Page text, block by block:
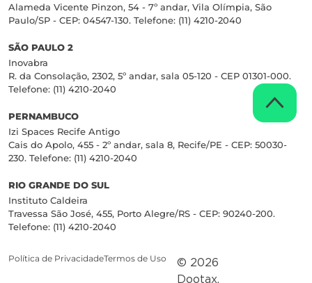
Alameda Vicente Pinzon, 54 - 7º andar, Vila Olímpia, São
Paulo/SP - CEP: 04547-130. Telefone: (11) 4210-2040
SÃO PAULO 2
Inovabra
R. da Consolação, 2302, 5º andar, sala 05-120 - CEP 01301-000.
Telefone: (11) 4210-2040
PERNAMBUCO
Izi Spaces Recife Antigo
Cais do Apolo, 455 - 2º andar, sala 8, Recife/PE - CEP: 50030-
230. Telefone: (11) 4210-2040
RIO GRANDE DO SUL
Instituto Caldeira
Travessa São José, 455, Porto Alegre/RS - CEP: 90240-200.
Telefone: (11) 4210-2040
Política de PrivacidadeTermos de Uso
© 2026
Dootax.